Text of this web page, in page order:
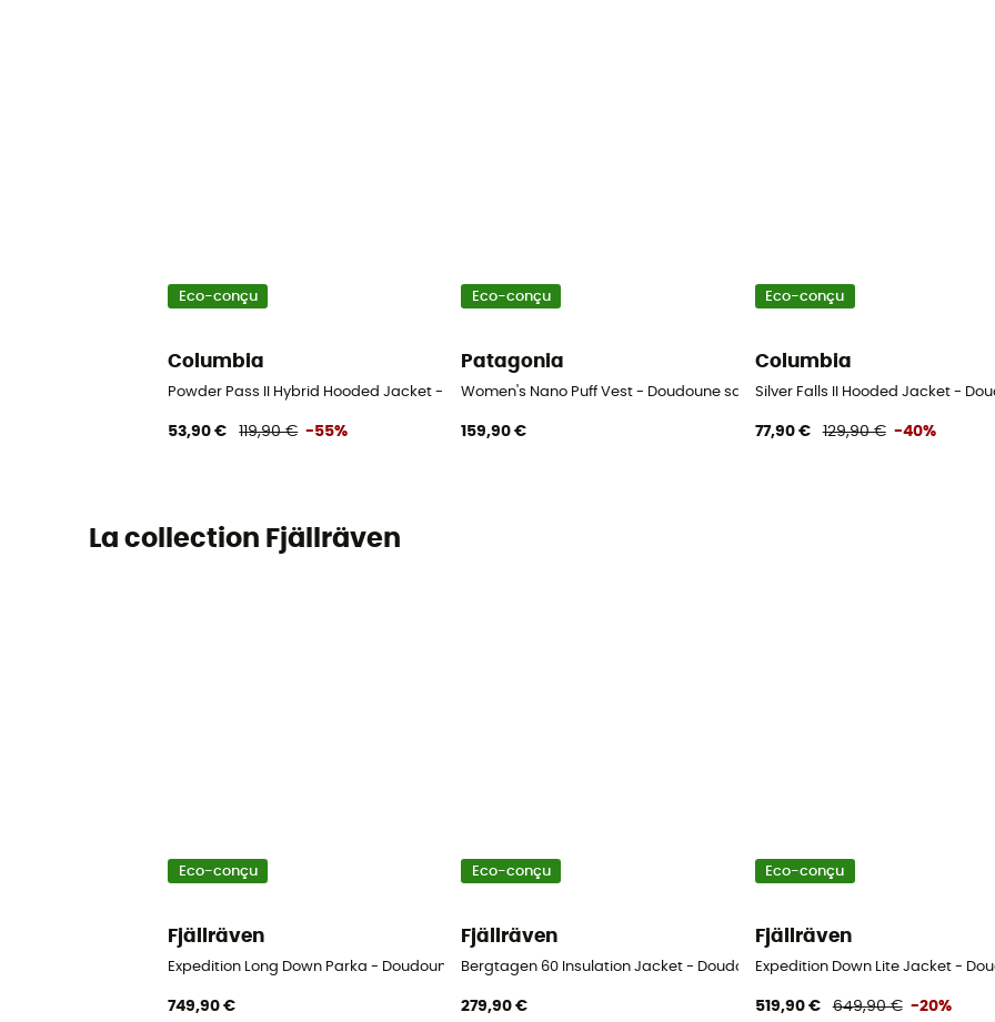
Eco-conçu
Columbia
Powder Pass II Hybrid Hooded Jacket - Doudoune femme
53,90 € 119,90 € -55%
Eco-conçu
Patagonia
Women's Nano Puff Vest - Doudoune sans manches femme
159,90 €
Eco-conçu
Columbia
Silver Falls II Hooded Jacket -
77,90 € 129,90 € -40%
La collection Fjällräven
Eco-conçu
Fjällräven
Expedition Long Down Parka - Doudoune femme
749,90 €
Eco-conçu
Fjällräven
Bergtagen 60 Insulation Jacket - Doudoune femme
279,90 €
Eco-conçu
Fjällräven
Expedition Down Lite Jacket -
519,90 € 649,90 € -20%